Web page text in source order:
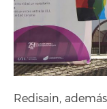
Redisain,